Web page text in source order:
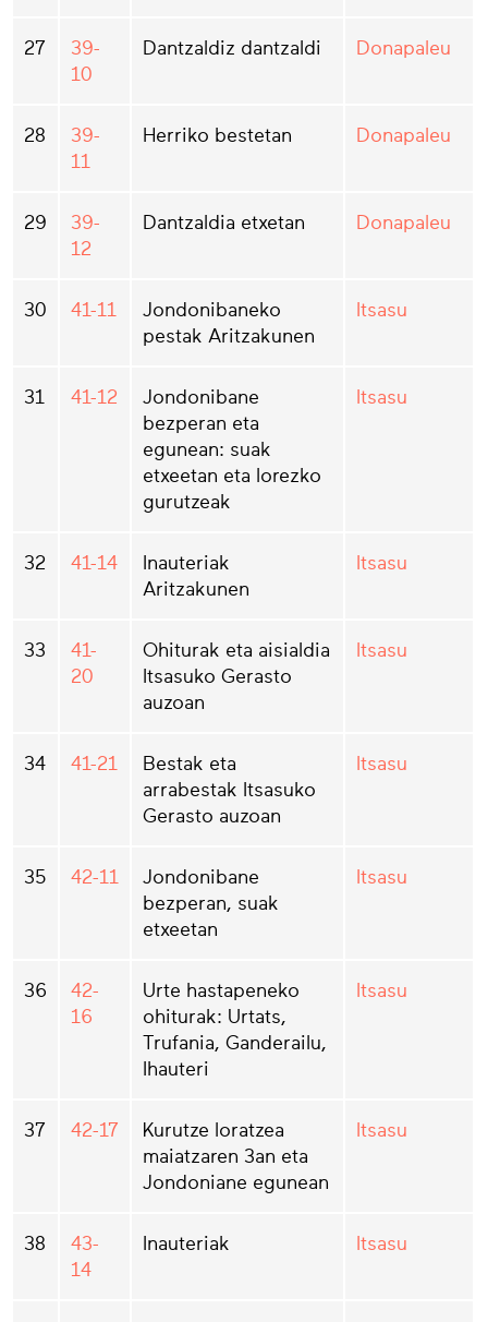
27
39-
10
Dantzaldiz dantzaldi Donapaleu
28
39-
11
Herriko bestetan Donapaleu
29
39-
12
Dantzaldia etxetan Donapaleu
30 41-11
Jondonibaneko
pestak Aritzakunen
Itsasu
31 41-12
Jondonibane
bezperan eta
egunean: suak
etxeetan eta lorezko
gurutzeak
Itsasu
32 41-14
Inauteriak
Aritzakunen
Itsasu
33
41-
20
Ohiturak eta aisialdia
Itsasuko Gerasto
auzoan
Itsasu
34 41-21
Bestak eta
arrabestak Itsasuko
Gerasto auzoan
Itsasu
35 42-11
Jondonibane
bezperan, suak
etxeetan
Itsasu
36
42-
16
Urte hastapeneko
ohiturak: Urtats,
Trufania, Ganderailu,
Ihauteri
Itsasu
37 42-17
Kurutze loratzea
maiatzaren 3an eta
Jondoniane egunean
Itsasu
38
43-
14
Inauteriak Itsasu